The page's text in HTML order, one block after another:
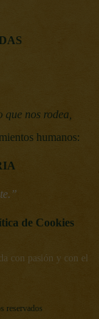
nos rodea,
humanos:
de Cookies
con pasión y con el
reservados